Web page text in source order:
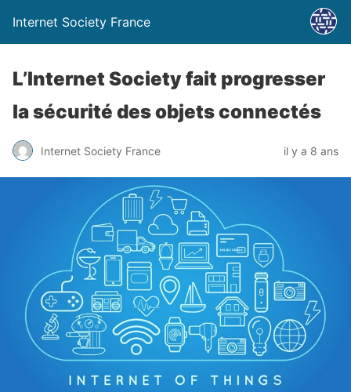
Internet Society France
L’Internet Society fait progresser
la sécurité des objets connectés
Internet Society France il y a 8 ans